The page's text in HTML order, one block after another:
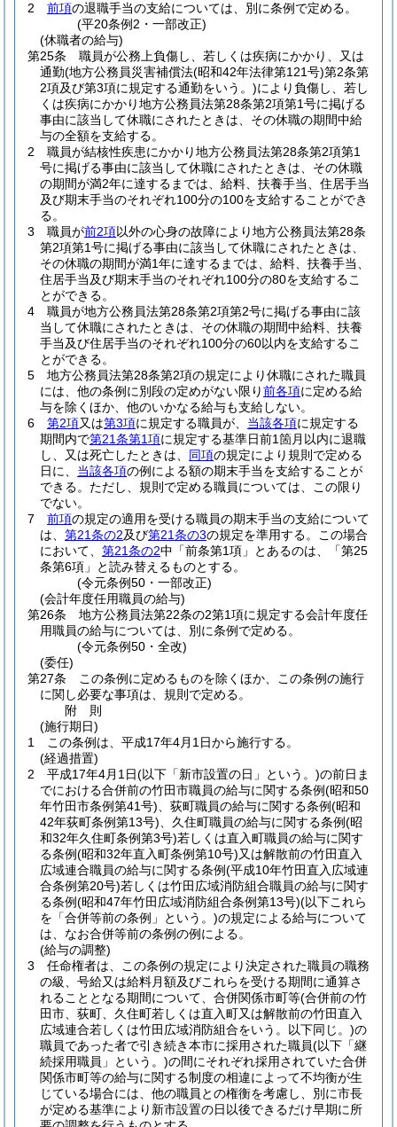
2
前項の退職手当の支給については、別に条例で定める。
(平20条例2・一部改正)
(休職者の給与)
第25条
職員が公務上負傷し、若しくは疾病にかかり、又は
通勤(地方公務員災害補償法(昭和42年法律第121号)第2条第
2項及び第3項に規定する通勤をいう。)により負傷し、若し
くは疾病にかかり地方公務員法第28条第2項第1号に掲げる
事由に該当して休職にされたときは、その休職の期間中給
与の全額を支給する。
2
職員が結核性疾患にかかり地方公務員法第28条第2項第1
号に掲げる事由に該当して休職にされたときは、その休職
の期間が満2年に達するまでは、給料、扶養手当、住居手当
及び期末手当のそれぞれ100分の100を支給することができ
る。
3
職員が前2項以外の心身の故障により地方公務員法第28条
第2項第1号に掲げる事由に該当して休職にされたときは、
その休職の期間が満1年に達するまでは、給料、扶養手当、
住居手当及び期末手当のそれぞれ100分の80を支給するこ
とができる。
4
職員が地方公務員法第28条第2項第2号に掲げる事由に該
当して休職にされたときは、その休職の期間中給料、扶養
手当及び住居手当のそれぞれ100分の60以内を支給するこ
とができる。
5
地方公務員法第28条第2項の規定により休職にされた職員
には、他の条例に別段の定めがない限り前各項に定める給
与を除くほか、他のいかなる給与も支給しない。
6
第2項又は第3項に規定する職員が、 当該各項に規定する
期間内で第21条第1項に規定する基準日前1箇月以内に退職
し、又は死亡したときは、 同項の規定により規則で定める
日に、 当該各項の例による額の期末手当を支給することが
できる。 ただし、規則で定める職員については、この限り
でない。
7
前項の規定の適用を受ける職員の期末手当の支給について
は、 第21条の2及び第21条の3の規定を準用する。
この場合
において、 第21条の2中「前条第1項」とあるのは、「第25
条第6項」と読み替えるものとする。
(令元条例50・一部改正)
(会計年度任用職員の給与)
第26条
地方公務員法第22条の2第1項に規定する会計年度任
用職員の給与については、別に条例で定める。
(令元条例50・全改)
(委任)
第27条
この条例に定めるものを除くほか、この条例の施行
に関し必要な事項は、規則で定める。
附 則
(施行期日)
1
この条例は、平成17年4月1日から施行する。
(経過措置)
2
平成17年4月1日(以下「新市設置の日」という。)の前日ま
でにおける合併前の竹田市職員の給与に関する条例(昭和50
年竹田市条例第41号) 、荻町職員の給与に関する条例(昭和
42年荻町条例第13号) 、久住町職員の給与に関する条例(昭
和32年久住町条例第3号)若しくは直入町職員の給与に関す
る条例(昭和32年直入町条例第10号)又は解散前の竹田直入
広域連合職員の給与に関する条例(平成10年竹田直入広域連
合条例第20号)若しくは竹田広域消防組合職員の給与に関す
る条例(昭和47年竹田広域消防組合条例第13号)(以下これら
を「合併等前の条例」という。)の規定による給与について
は、なお合併等前の条例の例による。
(給与の調整)
3
任命権者は、この条例の規定により決定された職員の職務
の級、号給又は給料月額及びこれらを受ける期間に通算さ
れることとなる期間について、合併関係市町等(合併前の竹
田市、荻町、久住町若しくは直入町又は解散前の竹田直入
広域連合若しくは竹田広域消防組合をいう。以下同じ。)の
職員であった者で引き続き本市に採用された職員(以下「継
続採用職員」という。)の間にそれぞれ採用されていた合併
関係市町等の給与に関する制度の相違によって不均衡が生
じている場合には、他の職員との権衡を考慮し、別に市長
が定める基準により新市設置の日以後できるだけ早期に所